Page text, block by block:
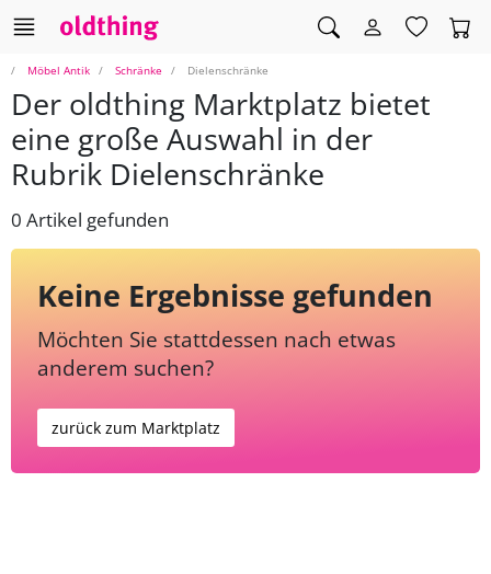
Möbel Antik Schränke Dielenschränke
Der oldthing Marktplatz bietet
eine große Auswahl in der
Rubrik Dielenschränke
0 Artikel gefunden
Keine Ergebnisse gefunden
Möchten Sie stattdessen nach etwas
anderem suchen?
zurück zum Marktplatz